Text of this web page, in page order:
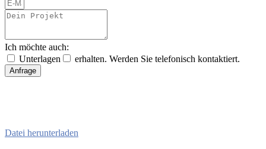
Ich möchte auch:
Unterlagen
erhalten. Werden Sie telefonisch kontaktiert.
Anfrage
Datei herunterladen